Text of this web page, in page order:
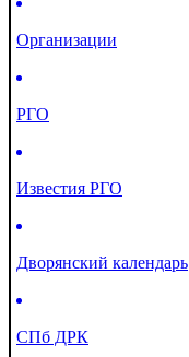
Организации
РГО
Известия РГО
Дворянский календарь
СПб ДРК